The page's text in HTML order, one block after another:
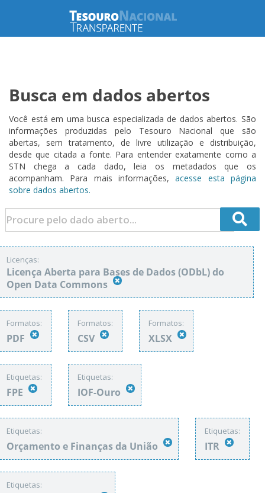
Busca em dados abertos
Você está em uma busca especializada de dados abertos. São
informações produzidas pelo Tesouro Nacional que são
abertas, sem tratamento, de livre utilização e distribuição,
desde que citada a fonte. Para entender exatamente como a
STN chega a cada dado, leia os metadados que os
acompanham. Para mais informações,acesse esta página
sobre dados abertos.
Licenças:
Licença Aberta para Bases de Dados (ODbL) do
Open Data Commons
Formatos:
PDF
Formatos:
CSV
Formatos:
XLSX
Etiquetas:
FPE
Etiquetas:
IOF-Ouro
Etiquetas:
Orçamento e Finanças da União
Etiquetas:
ITR
Etiquetas: